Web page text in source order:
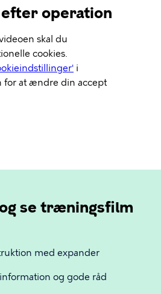
efter operation
skal du
cookies.
i
for at ændre din accept
se træningsfilm
med expander
og gode råd